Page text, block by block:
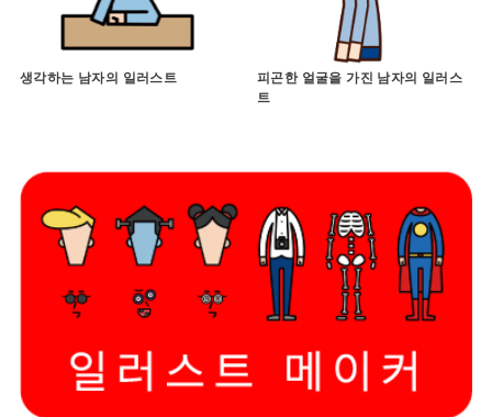
생각하는 남자의 일러스트
피곤한 얼굴을 가진 남자의 일러스
트